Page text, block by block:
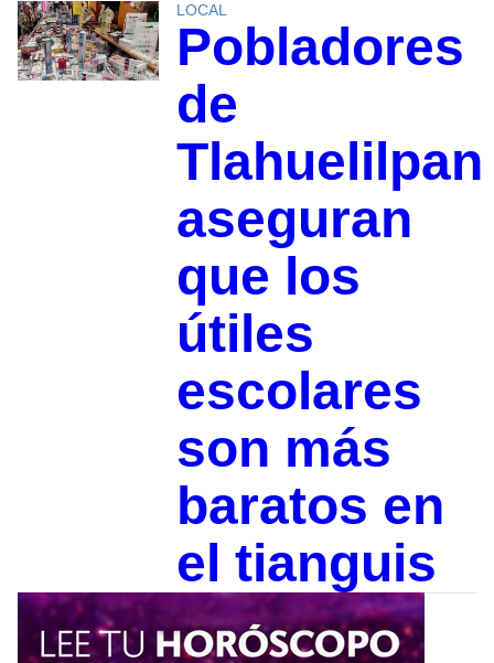
LOCAL
Pobladores
de
Tlahuelilpan
aseguran
que los
útiles
escolares
son más
baratos en
el tianguis